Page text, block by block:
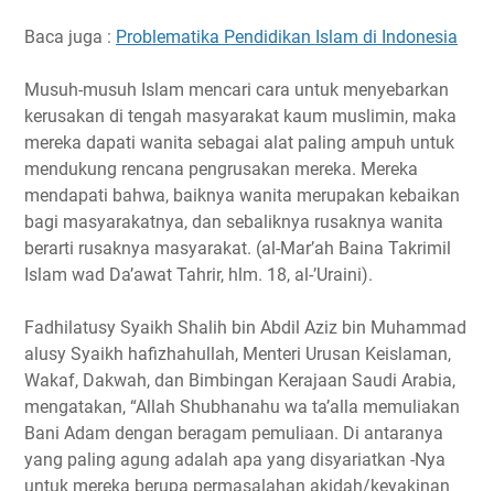
Baca juga : Problematika Pendidikan Islam di Indonesia
Musuh-musuh Islam mencari cara untuk menyebarkan
kerusakan di tengah masyarakat kaum muslimin, maka
mereka dapati wanita sebagai alat paling ampuh untuk
mendukung rencana pengrusakan mereka. Mereka
mendapati bahwa, baiknya wanita merupakan kebaikan
bagi masyarakatnya, dan sebaliknya rusaknya wanita
berarti rusaknya masyarakat. (al-Mar’ah Baina Takrimil
Islam wad Da’awat Tahrir, hlm. 18, al-’Uraini).
Fadhilatusy Syaikh Shalih bin Abdil Aziz bin Muhammad
alusy Syaikh hafizhahullah, Menteri Urusan Keislaman,
Wakaf, Dakwah, dan Bimbingan Kerajaan Saudi Arabia,
mengatakan, “Allah Shubhanahu wa ta’alla memuliakan
Bani Adam dengan beragam pemuliaan. Di antaranya
yang paling agung adalah apa yang disyariatkan -Nya
untuk mereka berupa permasalahan akidah/keyakinan